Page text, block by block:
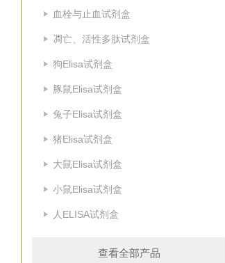
血栓与止血试剂盒
凋亡、活性多肽试剂盒
狗Elisa试剂盒
豚鼠Elisa试剂盒
兔子Elisa试剂盒
猪Elisa试剂盒
大鼠Elisa试剂盒
小鼠Elisa试剂盒
人ELISA试剂盒
查看全部产品